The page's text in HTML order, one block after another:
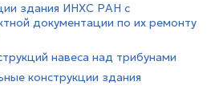
здания ИНХС РАН с
документации по их ремонту
навеса над трибунами
конструкции здания